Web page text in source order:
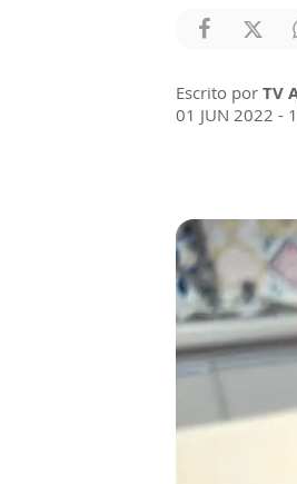
Escrito por TV
01 JUN 2022 -